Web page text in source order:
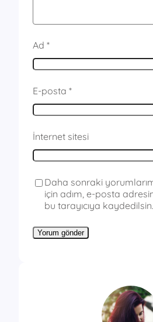
Ad *
E-posta *
İnternet sitesi
Daha sonraki
için adım, e-posta
bu tarayıcıya kaydedilsin.